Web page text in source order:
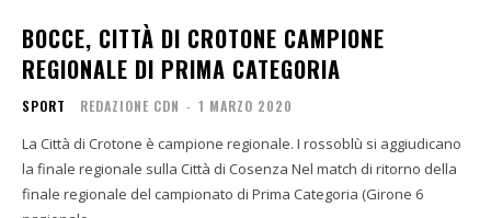
BOCCE, CITTÀ DI CROTONE CAMPIONE
REGIONALE DI PRIMA CATEGORIA
SPORT REDAZIONE CDN - 1 MARZO 2020
La Città di Crotone è campione regionale. I rossoblù si aggiudicano
la finale regionale sulla Città di Cosenza Nel match di ritorno della
finale regionale del campionato di Prima Categoria (Girone 6